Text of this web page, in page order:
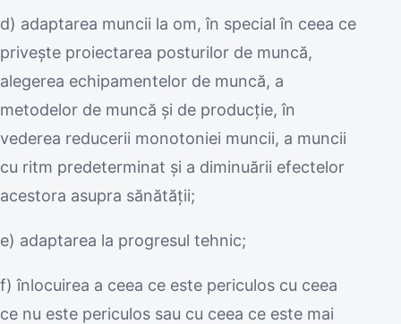
d) adaptarea muncii la om, în special în ceea ce
priveşte proiectarea posturilor de muncă,
alegerea echipamentelor de muncă, a
metodelor de muncă şi de producţie, în
vederea reducerii monotoniei muncii, a muncii
cu ritm predeterminat şi a diminuării efectelor
acestora asupra sănătăţii;
e) adaptarea la progresul tehnic;
f) înlocuirea a ceea ce este periculos cu ceea
ce nu este periculos sau cu ceea ce este mai